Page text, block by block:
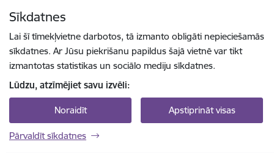
Sīkdatnes
Lai šī tīmekļvietne darbotos, tā izmanto obligāti nepieciešamās
sīkdatnes. Ar Jūsu piekrišanu papildus šajā vietnē var tikt
izmantotas statistikas un sociālo mediju sīkdatnes.
Lūdzu, atzīmējiet savu izvēli:
Noraidīt Apstiprināt visas
Pārvaldīt sīkdatnes